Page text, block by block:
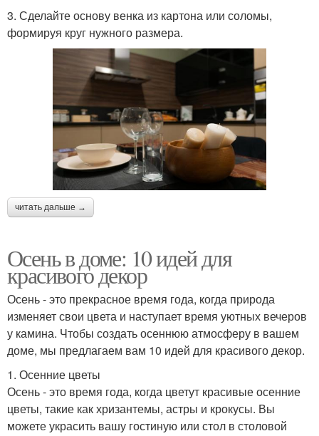
3. Сделайте основу венка из картона или соломы,
формируя круг нужного размера.
читать дальше →
Осень в доме: 10 идей для
красивого декор
Осень - это прекрасное время года, когда природа
изменяет свои цвета и наступает время уютных вечеров
у камина. Чтобы создать осеннюю атмосферу в вашем
доме, мы предлагаем вам 10 идей для красивого декор.
1. Осенние цветы
Осень - это время года, когда цветут красивые осенние
цветы, такие как хризантемы, астры и крокусы. Вы
можете украсить вашу гостиную или стол в столовой